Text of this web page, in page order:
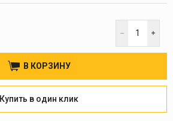
В КОРЗИНУ
Купить в один клик